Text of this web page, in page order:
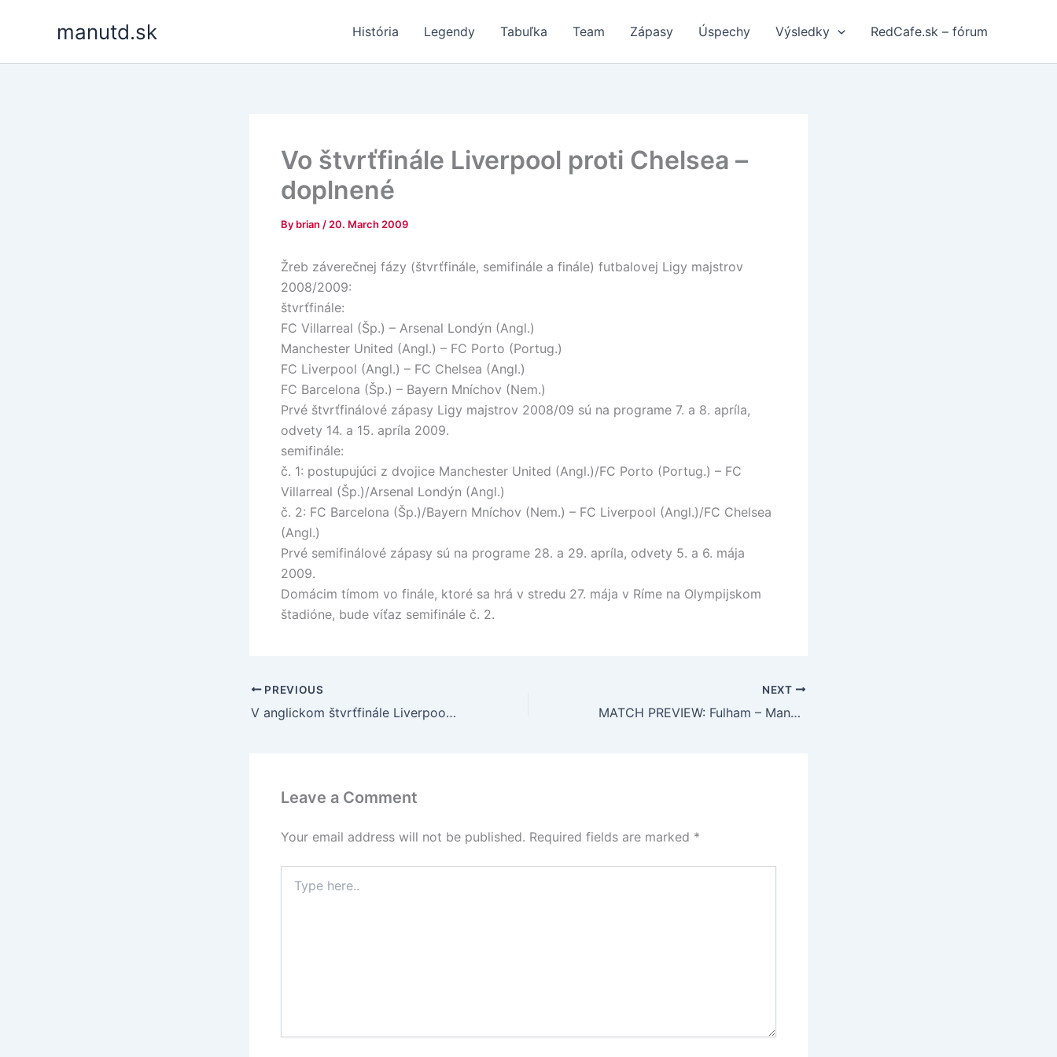
manutd.sk História Legendy Tabuľka Team Zápasy Úspechy Výsledky RedCafe.sk – fórum
Vo štvrťfinále Liverpool proti Chelsea –
doplnené
By brian / 20. March 2009
Žreb záverečnej fázy (štvrťfinále, semifinále a finále) futbalovej Ligy majstrov
2008/2009:
štvrťfinále:
FC Villarreal (Šp.) – Arsenal Londýn (Angl.)
Manchester United (Angl.) – FC Porto (Portug.)
FC Liverpool (Angl.) – FC Chelsea (Angl.)
FC Barcelona (Šp.) – Bayern Mníchov (Nem.)
Prvé štvrťfinálové zápasy Ligy majstrov 2008/09 sú na programe 7. a 8. apríla,
odvety 14. a 15. apríla 2009.
semifinále:
č. 1: postupujúci z dvojice Manchester United (Angl.)/FC Porto (Portug.) – FC
Villarreal (Šp.)/Arsenal Londýn (Angl.)
č. 2: FC Barcelona (Šp.)/Bayern Mníchov (Nem.) – FC Liverpool (Angl.)/FC Chelsea
(Angl.)
Prvé semifinálové zápasy sú na programe 28. a 29. apríla, odvety 5. a 6. mája
2009.
Domácim tímom vo finále, ktoré sa hrá v stredu 27. mája v Ríme na Olympijskom
štadióne, bude víťaz semifinále č. 2.
PREVIOUS
V anglickom štvrťfinále Liverpool proti Chelsea
NEXT
MATCH PREVIEW: Fulham – Manchester United
Leave a Comment
Your email address will not be published. Required fields are marked *
here..